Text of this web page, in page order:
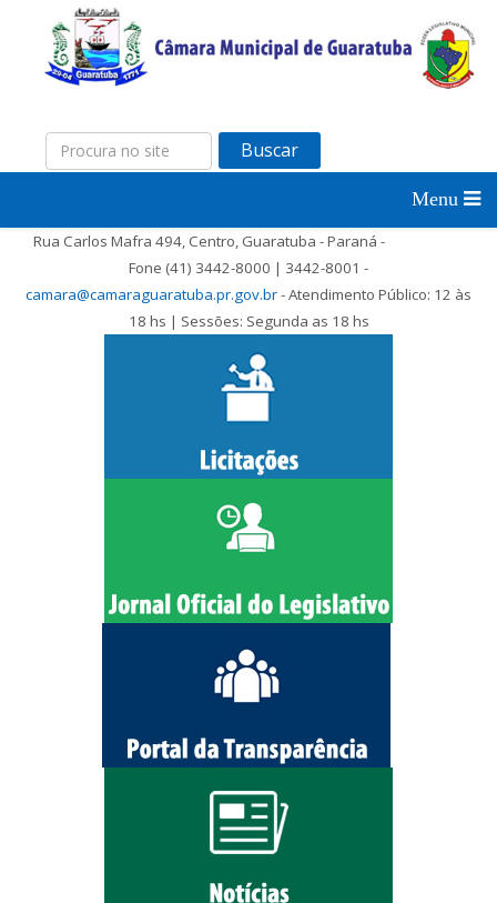
Buscar
Rua Carlos Mafra 494, Centro, Guaratuba - Paraná -
Fone (41) 3442-8000 | 3442-8001 -
camara@camaraguaratuba.pr.gov.br- Atendimento Público: 12 às
18 hs | Sessões: Segunda as 18 hs